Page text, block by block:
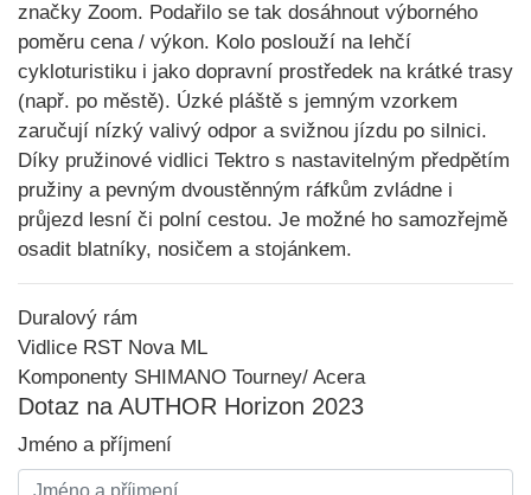
značky Zoom. Podařilo se tak dosáhnout výborného
poměru cena / výkon. Kolo poslouží na lehčí
cykloturistiku i jako dopravní prostředek na krátké trasy
(např. po městě). Úzké pláště s jemným vzorkem
zaručují nízký valivý odpor a svižnou jízdu po silnici.
Díky pružinové vidlici Tektro s nastavitelným předpětím
pružiny a pevným dvoustěnným ráfkům zvládne i
průjezd lesní či polní cestou. Je možné ho samozřejmě
osadit blatníky, nosičem a stojánkem.
Duralový rám
Vidlice RST Nova ML
Komponenty SHIMANO Tourney/ Acera
Dotaz na AUTHOR Horizon 2023
Jméno a příjmení